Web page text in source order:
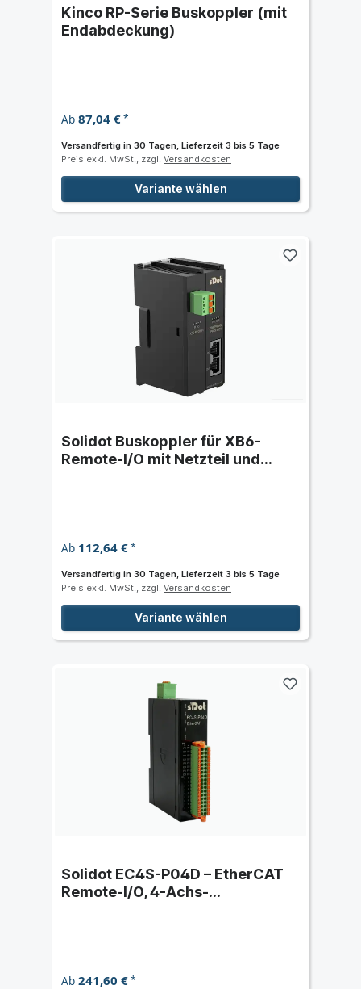
Kinco RP-Serie Buskoppler (mit
Endabdeckung)
Ab 87,04 €*
Versandfertig in 30 Tagen, Lieferzeit 3 bis 5 Tage
Preis exkl. MwSt., zzgl. Versandkosten
Variante wählen
Solidot Buskoppler für XB6-
Remote-I/O mit Netzteil und
Ab 112,64 €*
Versandfertig in 30 Tagen, Lieferzeit 3 bis 5 Tage
Preis exkl. MwSt., zzgl. Versandkosten
Variante wählen
Solidot EC4S-P04D – EtherCAT
Remote-I/O, 4-Achs-
Ab 241,60 €*